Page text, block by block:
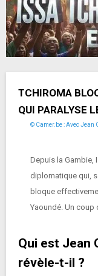
TCHIROMA
QUI PARALYSE
© Camer.be : Avec Jean
Depuis la Gambie,
diplomatique qui,
bloque
Yaoundé. Un coup
Qui est Jean
révèle-t-il ?